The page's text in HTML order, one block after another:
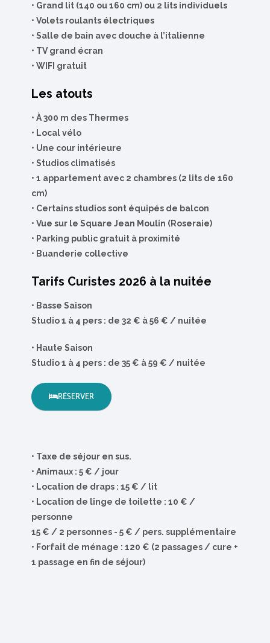
• Grand lit (140 ou 160 cm) ou 2 lits individuels
•Volets roulants électriques
•Salle de bain avec douche à l’italienne
• TV grand écran
•WIFI gratuit
Les atouts
• À 300 m des Thermes
• Local vélo
• Une cour intérieure
•Studios climatisés
•1 appartement avec 2 chambres (2 lits de 160
cm)
• Certains studios sont équipés de balcon
•Vue sur le Square Jean Moulin (Roseraie)
• Parking public gratuit à proximité
• Buanderie collective
Tarifs Curistes 2026 à la nuitée
• Basse Saison
Studio 1 à 4 pers : de 32 € à 56 € / nuitée
• Haute Saison
Studio 1 à 4 pers : de 35 € à 59 € / nuitée
RÉSERVER
• Taxe de séjour en sus.
• Animaux : 5 € / jour
• Location de draps : 15 € / lit
• Location de linge de toilette : 10 € /
personne
15 € / 2 personnes - 5 € / pers. supplémentaire
• Forfait de ménage : 120 € (2 passages / cure +
1 passage en fin de séjour)